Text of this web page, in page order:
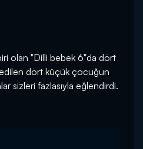
olan "Dilli bebek 6"da dört
dört küçük çocuğun
sizleri fazlasıyla eğlendirdi.